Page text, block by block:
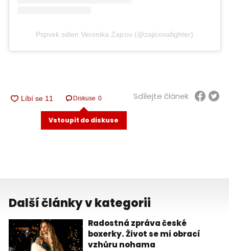
Pspvek sdlen Veronika Zajcov (@zajicovafighter)
Diskuse 0
Vstoupit do diskuse
Sdílejte článek
Další články v kategorii
Radostná zpráva české
boxerky. Život se mi obrací
vzhůru nohama